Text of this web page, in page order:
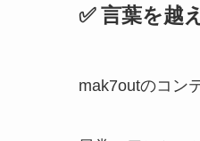
✅ 言葉を越
mak7outのコン